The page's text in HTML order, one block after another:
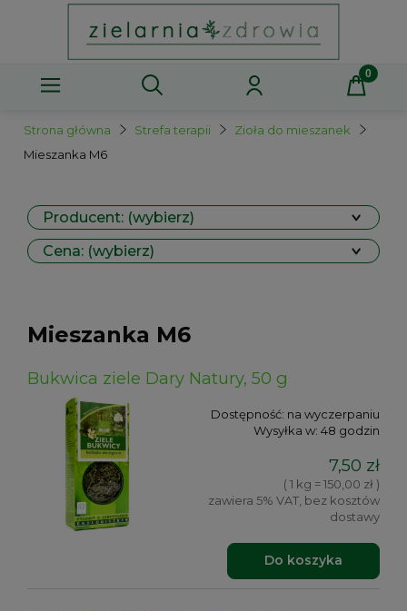
Strona główna Strefa terapii
Zioła do mieszanek
Mieszanka M6
Producent: (wybierz)
Cena: (wybierz)
Mieszanka M6
Bukwica ziele Dary Natury, 50 g
Dostępność: na wyczerpaniu
Wysyłka w: 48 godzin
7,50 zł
( 1 kg = 150,00 zł )
zawiera 5% VAT, bez kosztów
dostawy
Do koszyka